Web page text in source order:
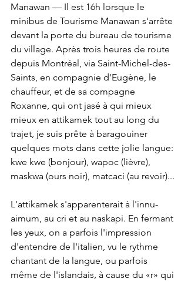
Manawan — Il est 16h lorsque le
minibus de Tourisme Manawan s'arrête
devant la porte du bureau de tourisme
du village. Après trois heures de route
depuis Montréal, via Saint-Michel-des-
Saints, en compagnie d'Eugène, le
chauffeur, et de sa compagne
Roxanne, qui ont jasé à qui mieux
mieux en attikamek tout au long du
trajet, je suis prête à baragouiner
quelques mots dans cette jolie langue:
kwe kwe (bonjour), wapoc (lièvre),
maskwa (ours noir), matcaci (au revoir)...
L'attikamek s'apparenterait à l'innu-
aimum, au cri et au naskapi. En fermant
les yeux, on a parfois l'impression
d'entendre de l'italien, vu le rythme
chantant de la langue, ou parfois
même de l'islandais, à cause du «r» qui